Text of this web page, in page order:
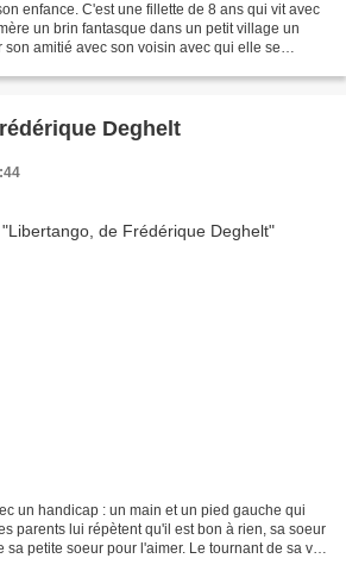
enfance. C'est une fillette de 8 ans qui vit avec
un brin fantasque dans un petit village un
amitié avec son voisin avec qui elle se
Deghelt
un handicap : un main et un pied gauche qui
parents lui répètent qu'il est bon à rien, sa soeur
petite soeur pour l'aimer. Le tournant de sa vie